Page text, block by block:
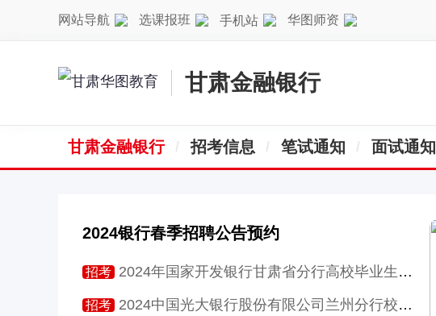
网站导航 选课报班 手机站 华图师资
甘肃金融银行
甘肃金融银行 招考信息 笔试通知 面试通知
2024银行春季招聘公告预约
招考 2024年国家开发银行甘肃省分行高校毕业生招聘公告
招考 2024中国光大银行股份有限公司兰州分行校园招聘启事